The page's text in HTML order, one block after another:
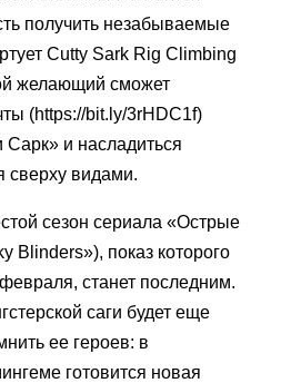
получить незабываемые
Cutty Sark Rig Climbing
желающий сможет
(https://bit.ly/3rHDC1f)
Сарк» и насладиться
видами.
сезон сериала «Острые
Blinders»), показ которого
станет последним.
саги будет еще
ее героев: в
готовится новая